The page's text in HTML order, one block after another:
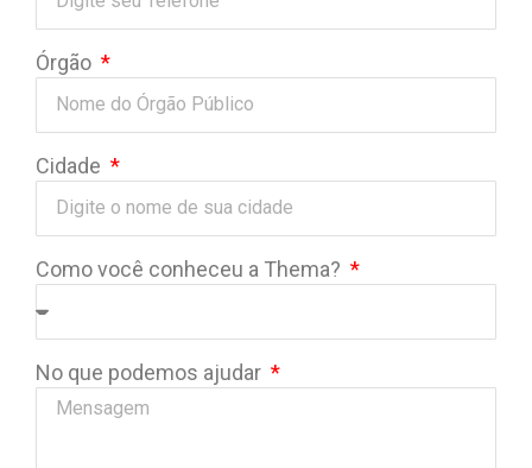
Órgão
Cidade
Como você conheceu a Thema?
No que podemos ajudar